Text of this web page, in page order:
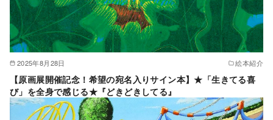
2025年8月28日 絵本紹介
【原画展開催記念！希望の宛名入りサイン本】★「生きてる喜
び」を全身で感じる★『どきどきしてる』